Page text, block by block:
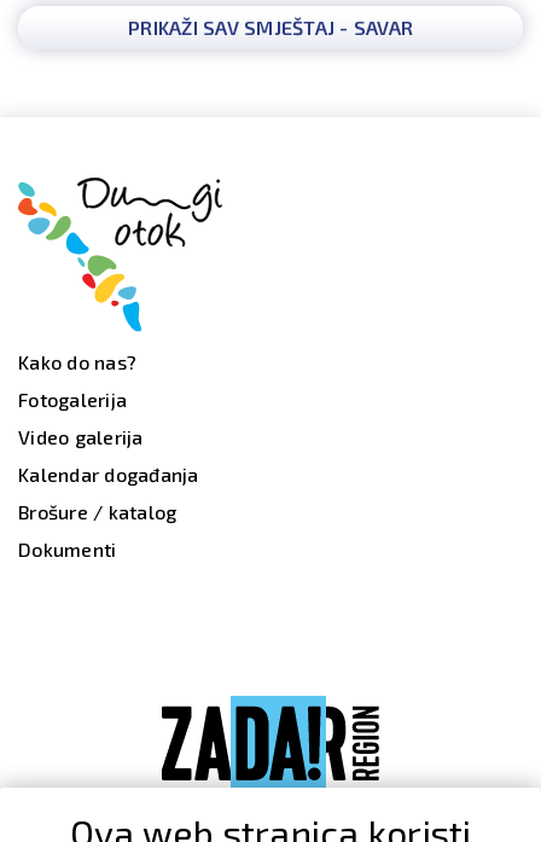
PRIKAŽI SAV SMJEŠTAJ - SAVAR
Kako do nas?
Fotogalerija
Video galerija
Kalendar događanja
Brošure / katalog
Dokumenti
Ova web stranica koristi